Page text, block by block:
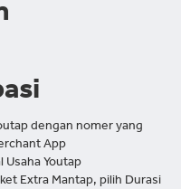
dengan nomer yang
App
Usaha Youtap
Extra Mantap, pilih Durasi